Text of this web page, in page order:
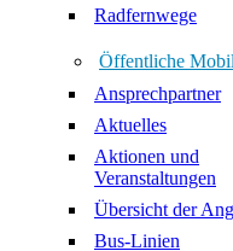
Radfernwege
Öffentliche
Ansprechpartner
Aktuelles
Aktionen und
Veranstaltungen
Übersicht der
Bus-Linien